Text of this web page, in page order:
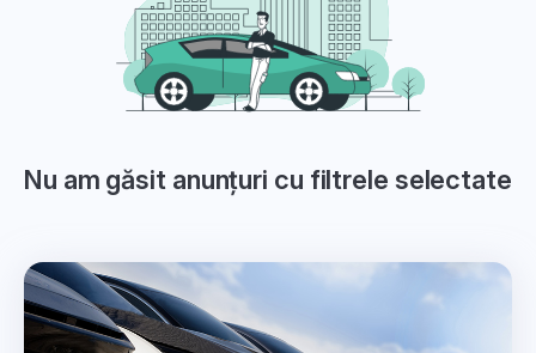
Nu am găsit anunțuri cu filtrele selectate